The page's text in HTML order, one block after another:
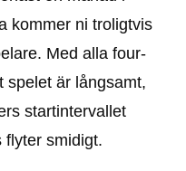
kommer ni troligtvis
Med alla four-
spelet är långsamt,
startintervallet
flyter smidigt.